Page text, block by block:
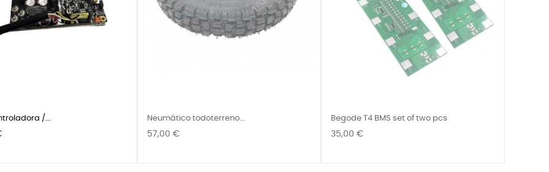
/... Neumático todoterreno...
Precio
57,00 €
Begode T4 BMS set of two pcs
Precio
35,00 €